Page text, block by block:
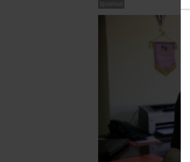
Igualdad